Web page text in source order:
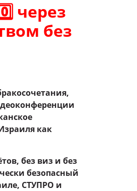
через
без
как
без виз и без
безопасный
СТУПРО и